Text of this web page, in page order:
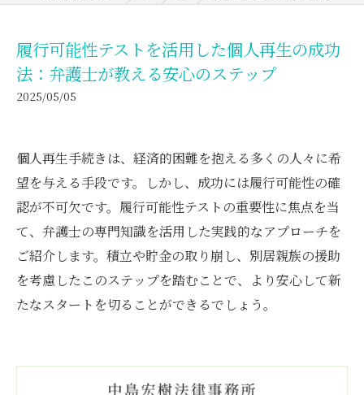
履行可能性テストを活用した個人再生の成功
法：弁護士が教える安心のステップ
2025/05/05
個人再生手続きは、経済的困難を抱える多くの人々に希
望を与える手段です。しかし、成功には履行可能性の確
認が不可欠です。履行可能性テストの重要性に焦点を当
て、弁護士の専門知識を活用した実践的なアプローチを
ご紹介します。積立や貯金の取り崩し、別居親族の援助
を考慮したこのステップを踏むことで、より安心して新
たなスタートを切ることができるでしょう。